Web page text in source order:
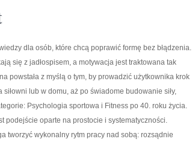
dla osób, które chcą poprawić formę bez błądzenia.
się z jadłospisem, a motywacja jest traktowana tak
powstała z myślą o tym, by prowadzić użytkownika krok
lub w domu, aż po świadome budowanie siły,
Psychologia sportowa i Fitness po 40. roku życia.
podejście oparte na prostocie i systematyczności.
tworzyć wykonalny rytm pracy nad sobą: rozsądnie